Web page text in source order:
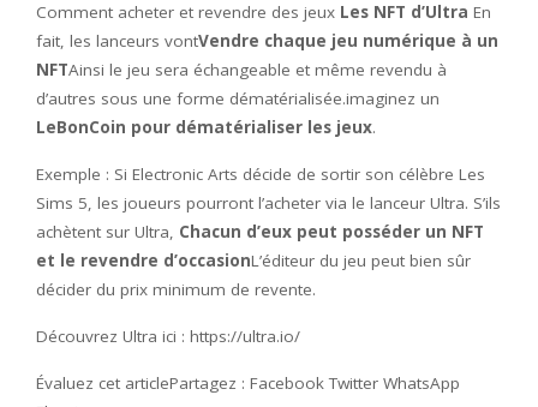
Comment acheter et revendre des jeux Les NFT d’Ultra En
fait, les lanceurs vontVendre chaque jeu numérique à un
NFTAinsi le jeu sera échangeable et même revendu à
d’autres sous une forme dématérialisée.imaginez un
LeBonCoin pour dématérialiser les jeux.
Exemple : Si Electronic Arts décide de sortir son célèbre Les
Sims 5, les joueurs pourront l’acheter via le lanceur Ultra. S’ils
achètent sur Ultra, Chacun d’eux peut posséder un NFT
et le revendre d’occasionL’éditeur du jeu peut bien sûr
décider du prix minimum de revente.
Découvrez Ultra ici : https://ultra.io/
Évaluez cet articlePartagez : Facebook Twitter WhatsApp